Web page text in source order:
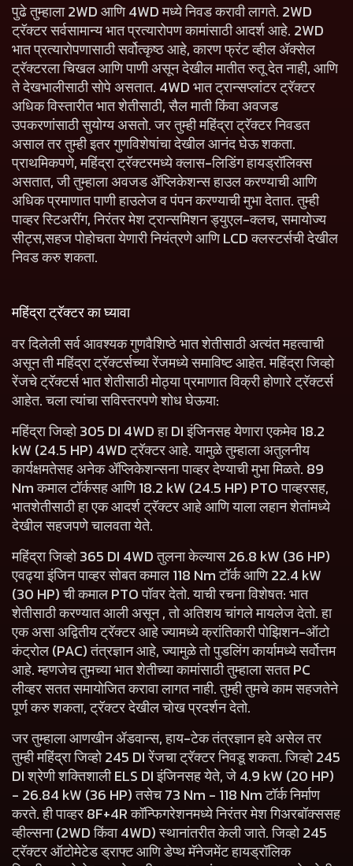
पुढे तुम्हाला 2WD आणि 4WD मध्ये निवड करावी लागते. 2WD
ट्रॅक्टर सर्वसामान्य भात प्रत्यारोपण कामांसाठी आदर्श आहे. 2WD
भात प्रत्यारोपणासाठी सर्वोत्कृष्ठ आहे, कारण फ्रंट व्हील ॲक्सेल
ट्रॅक्टरला चिखल आणि पाणी असून देखील मातीत रुतू देत नाही, आणि
ते देखभालीसाठी सोपे असतात. 4WD भात ट्रान्सप्लांटर ट्रॅक्टर
अधिक विस्तारीत भात शेतीसाठी, सैल माती किंवा अवजड
उपकरणांसाठी सुयोग्य असतो. जर तुम्ही महिंद्रा ट्रॅक्टर निवडत
असाल तर तुम्ही इतर गुणविशेषांचा देखील आनंद घेऊ शकता.
प्राथमिकपणे, महिंद्रा ट्रॅक्टरमध्ये क्लास-लिडिंग हायड्रॉलिक्स
असतात, जी तुम्हाला अवजड ॲप्लिकेशन्स हाउल करण्याची आणि
अधिक प्रमाणात पाणी हाउलेज व पंपन करण्याची मुभा देतात. तुम्ही
पाव्हर स्टिअरींग, निरंतर मेश ट्रान्समिशन ड्युएल-क्लच, समायोज्य
सीट्स,सहज पोहोचता येणारी नियंत्रणे आणि LCD क्लस्टर्सची देखील
निवड करु शकता.
महिंद्रा ट्रॅक्टर का घ्यावा
वर दिलेली सर्व आवश्यक गुणवैशिष्ठे भात शेतीसाठी अत्यंत महत्वाची
असून ती महिंद्रा ट्रॅक्टर्सच्या रेंजमध्ये समाविष्ट आहेत. महिंद्रा जिव्हो
रेंजचे ट्रॅक्टर्स भात शेतीसाठी मोठ्या प्रमाणात विक्री होणारे ट्रॅक्टर्स
आहेत. चला त्यांचा सविस्तरपणे शोध घेऊया:
महिंद्रा जिव्हो 305 DI 4WD हा DI इंजिनसह येणारा एकमेव 18.2
kW (24.5 HP) 4WD ट्रॅक्टर आहे. यामुळे तुम्हाला अतुलनीय
कार्यक्षमतेसह अनेक ॲप्लिकेशन्सना पाव्हर देण्याची मुभा मिळते. 89
Nm कमाल टॉर्कसह आणि 18.2 kW (24.5 HP) PTO पाव्हरसह,
भातशेतीसाठी हा एक आदर्श ट्रॅक्टर आहे आणि याला लहान शेतांमध्ये
देखील सहजपणे चालवता येते.
महिंद्रा जिव्हो 365 DI 4WD तुलना केल्यास 26.8 kW (36 HP)
एवढ्या इंजिन पाव्हर सोबत कमाल 118 Nm टॉर्क आणि 22.4 kW
(30 HP) ची कमाल PTO पॉवर देतो. याची रचना विशेषत: भात
शेतीसाठी करण्यात आली असून , तो अतिशय चांगले मायलेज देतो. हा
एक असा अद्वितीय ट्रॅक्टर आहे ज्यामध्ये क्रांतिकारी पोझिशन-ऑटो
कंट्रोल (PAC) तंत्रज्ञान आहे, ज्यामुळे तो पुडलिंग कार्यामध्ये सर्वोत्तम
आहे. म्हणजेच तुमच्या भात शेतीच्या कामांसाठी तुम्हाला सतत PC
लीव्हर सतत समायोजित करावा लागत नाही. तुम्ही तुमचे काम सहजतेने
पूर्ण करु शकता, ट्रॅक्टर देखील चोख प्रदर्शन देतो.
जर तुम्हाला आणखीन ॲडवान्स, हाय-टेक तंत्रज्ञान हवे असेल तर
तुम्ही महिंद्रा जिव्हो 245 DI रेंजचा ट्रॅक्टर निवडू शकता. जिव्हो 245
DI श्रेणी शक्तिशाली ELS DI इंजिनसह येते, जे 4.9 kW (20 HP)
- 26.84 kW (36 HP) तसेच 73 Nm - 118 Nm टॉर्क निर्माण
करते. ही पाव्हर 8F+4R कॉन्फिगरेशनमध्ये निरंतर मेश गिअरबॉक्ससह
व्हील्सना (2WD किंवा 4WD) स्थानांतरीत केली जाते. जिव्हो 245
ट्रॅक्टर ऑटोमेटेड ड्राफ्ट आणि डेप्थ मॅनेजमेंट हायड्रॉलिक